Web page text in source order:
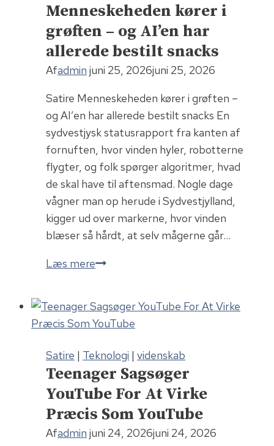
Menneskeheden kører i
grøften – og AI’en har
allerede bestilt snacks
Afadmin juni 25, 2026juni 25, 2026
Satire Menneskeheden kører i grøften –
og AI’en har allerede bestilt snacks En
sydvestjysk statusrapport fra kanten af
fornuften, hvor vinden hyler, robotterne
flygter, og folk spørger algoritmer, hvad
de skal have til aftensmad. Nogle dage
vågner man op herude i Sydvestjylland,
kigger ud over markerne, hvor vinden
blæser så hårdt, at selv mågerne går…
Læs mereMenneskeheden
grøften
–
og
har
allerede
bestilt
snacks
Satire | Teknologi | videnskab
Teenager Sagsøger
YouTube For At Virke
Præcis Som YouTube
Afadmin juni 24, 2026juni 24, 2026